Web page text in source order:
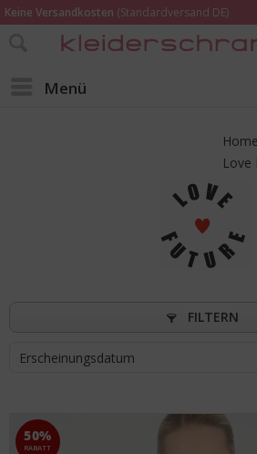
Keine Versandkosten (Standardversand DE)
Online bestellen – im Geschäft in Kempen
Menü
Home
Love
FILTERN
Erscheinungsdatum
50%
RABATT